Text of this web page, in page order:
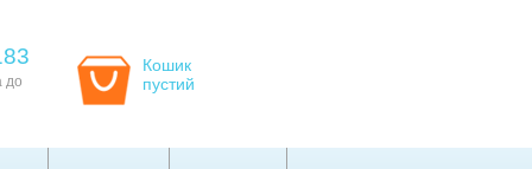
до
Кошик
пустий